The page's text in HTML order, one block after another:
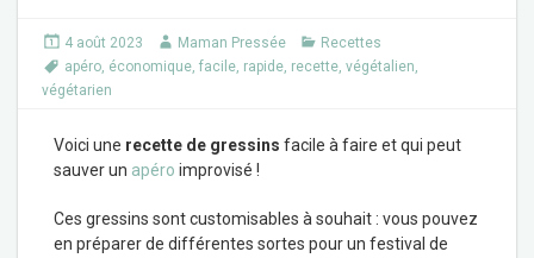
4 août 2023 Maman Pressée
Recettes
apéro, économique, facile, rapide, recette, végétalien,
végétarien
Voici une recette de gressins facile à faire et qui peut
sauver un apéro improvisé !
Ces gressins sont customisables à souhait : vous pouvez
en préparer de différentes sortes pour un festival de